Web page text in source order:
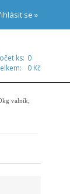
valník,
se »
ks: 0
0 Kč